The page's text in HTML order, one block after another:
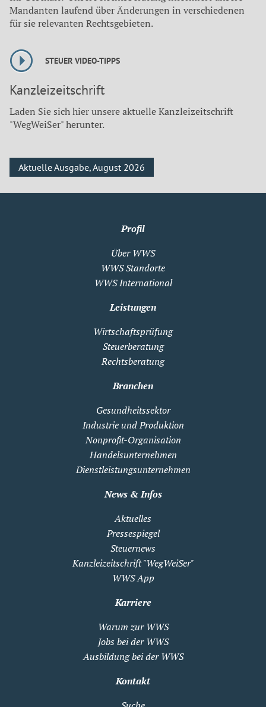
Mandanten laufend über Änderungen in verschiedenen
für sie relevanten Rechtsgebieten.
STEUER VIDEO-TIPPS
Kanzleizeitschrift
Laden Sie sich hier unsere aktuelle Kanzleizeitschrift
"WegWeiSer" herunter.
Aktuelle Ausgabe, August 2026
Profil
Über WWS
WWS Standorte
WWS International
Leistungen
Wirtschaftsprüfung
Steuerberatung
Rechtsberatung
Branchen
Gesundheitssektor
Industrie und Produktion
Nonprofit-Organisation
Handelsunternehmen
Dienstleistungsunternehmen
News & Infos
Aktuelles
Pressespiegel
Steuernews
Kanzleizeitschrift "WegWeiSer"
WWS App
Karriere
Warum zur WWS
Jobs bei der WWS
Ausbildung bei der WWS
Kontakt